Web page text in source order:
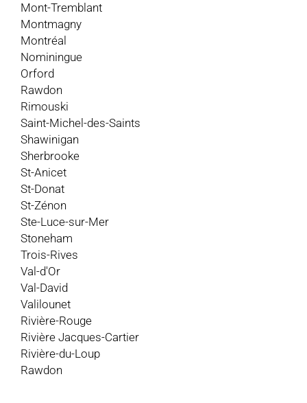
Mont-Tremblant
Montmagny
Montréal
Nominingue
Orford
Rawdon
Rimouski
Saint-Michel-des-Saints
Shawinigan
Sherbrooke
St-Anicet
St-Donat
St-Zénon
Ste-Luce-sur-Mer
Stoneham
Trois-Rives
Val-d'Or
Val-David
Valilounet
Rivière-Rouge
Rivière Jacques-Cartier
Rivière-du-Loup
Rawdon